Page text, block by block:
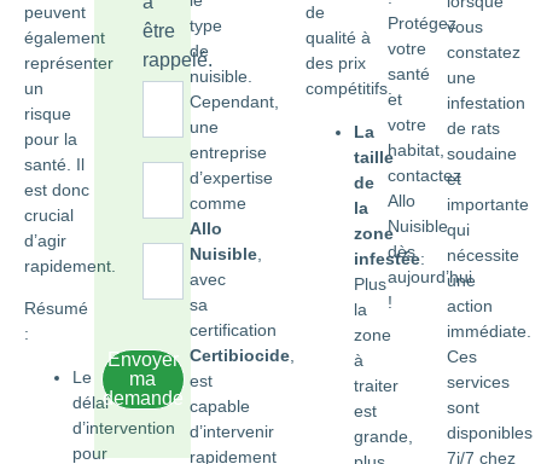
peuvent
également
représenter
un
risque
pour la
santé. Il
est donc
crucial
d’agir
rapidement.
Résumé
:
Le
délai
d’intervention
pour
être
rappelé.
Envoyer
ma
demande
type
de
nuisible.
Cependant,
une
entreprise
d’expertise
comme
Allo
Nuisible,
avec
sa
certification
Certibiocide,
est
capable
d’intervenir
rapidement
de
qualité à
des prix
compétitifs.
La
taille
de
la
zone
infestée:
Plus
la
zone
à
traiter
est
grande,
Protégez
votre
santé
et
votre
habitat,
contactez
Allo
Nuisible
dès
aujourd’hui
!
vous
constatez
une
infestation
de rats
soudaine
et
importante
qui
nécessite
une
action
immédiate.
Ces
services
sont
disponibles
7j/7 chez